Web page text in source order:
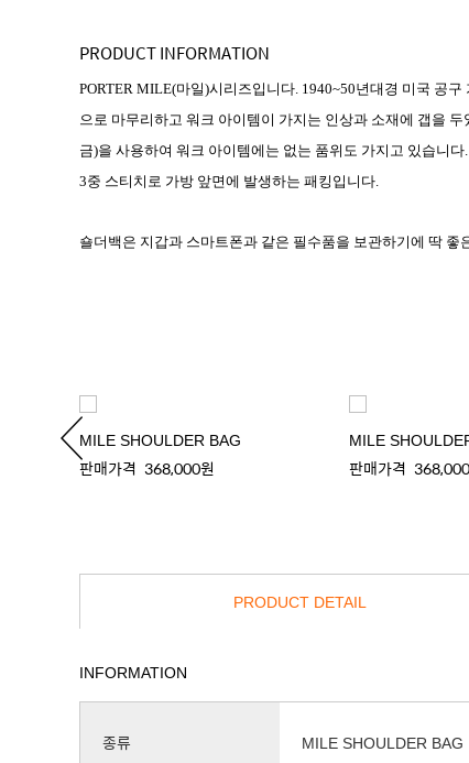
PRODUCT INFORMATION
PORTER MILE(마일)시리즈입니다. 1940~50년대경 미국 공
으로 마무리하고 워크 아이템이 가지는 인상과 소재에 갭을
금)을 사용하여 워크 아이템에는 없는 품위도 가지고 있습니
3중 스티치로 가방 앞면에 발생하는 패킹입니다.
숄더백은 지갑과 스마트폰과 같은 필수품을 보관하기에 딱
MILE SHOULDER BAG
판매가격 368,000원
MILE
판매가격
PRODUCT DETAIL
INFORMATION
종류 MILE SHOULDER BAG